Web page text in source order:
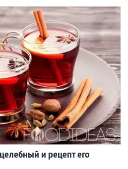
и рецепт его